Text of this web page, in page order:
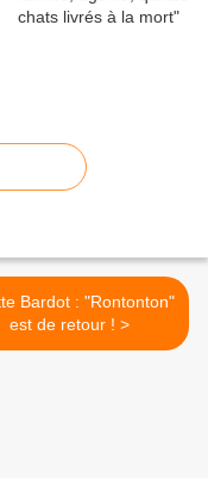
Bardot : "Rontonton"
est de retour ! >